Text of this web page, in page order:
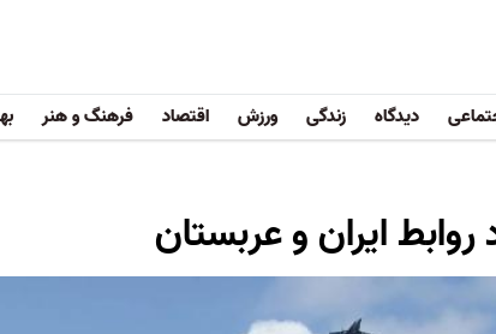
دیدگاه زندگی ورزش اقتصاد فرهنگ و هنر
روابط ایران و عربستان